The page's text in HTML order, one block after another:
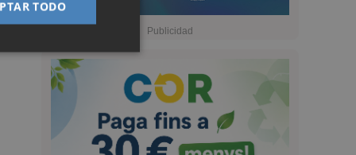
TODO